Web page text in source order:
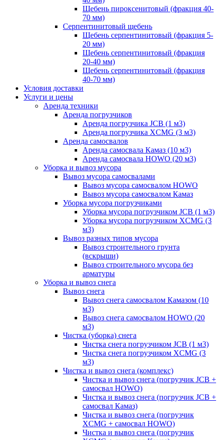
Щебень пироксенитовый (фракция 40-
70 мм)
Серпентинитовый щебень
Щебень серпентинитовый (фракция 5-
20 мм)
Щебень серпентинитовый (фракция
20-40 мм)
Щебень серпентинитовый (фракция
40-70 мм)
Условия доставки
Услуги и цены
Аренда техники
Аренда погрузчиков
Аренда погрузчика JCB (1 м3)
Аренда погрузчика XCMG (3 м3)
Аренда самосвалов
Аренда самосвала Камаз (10 м3)
Аренда самосвала HOWO (20 м3)
Уборка и вывоз мусора
Вывоз мусора самосвалами
Вывоз мусора самосвалом HOWO
Вывоз мусора самосвалом Камаз
Уборка мусора погрузчиками
Уборка мусора погрузчиком JCB (1 м3)
Уборка мусора погрузчиком XCMG (3
м3)
Вывоз разных типов мусора
Вывоз строительного грунта
(вскрыши)
Вывоз строительного мусора без
арматуры
Уборка и вывоз снега
Вывоз снега
Вывоз снега самосвалом Камазом (10
м3)
Вывоз снега самосвалом HOWO (20
м3)
Чистка (уборка) снега
Чистка снега погрузчиком JCB (1 м3)
Чистка снега погрузчиком XCMG (3
м3)
Чистка и вывоз снега (комплекс)
Чистка и вывоз снега (погрузчик JCB +
самосвал HOWO)
Чистка и вывоз снега (погрузчик JCB +
самосвал Камаз)
Чистка и вывоз снега (погрузчик
XCMG + самосвал HOWO)
Чистка и вывоз снега (погрузчик